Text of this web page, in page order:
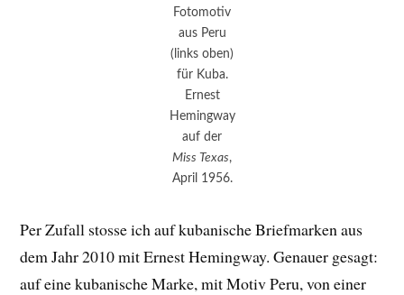
Fotomotiv
aus Peru
(links oben)
für Kuba.
Ernest
Hemingway
auf der
Miss Texas,
April 1956.
Per Zufall stosse ich auf kubanische Briefmarken aus
dem Jahr 2010 mit Ernest Hemingway. Genauer gesagt:
auf eine kubanische Marke, mit Motiv Peru, von einer